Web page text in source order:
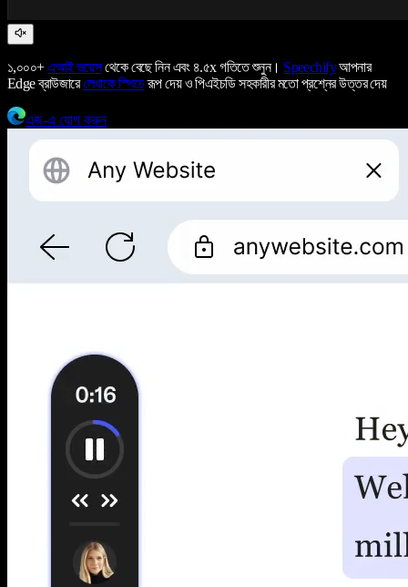
১,০০০+এআই ভয়েসথেকে বেছে নিন এবং ৪.৫x গতিতে শুনুন। Speechifyআপনার
Edge ব্রাউজারেলেখাকে স্পিচেরূপ দেয় ও পিএইচডি সহকারীর মতো প্রশ্নের উত্তর দেয়
এজ-এ যোগ করুন